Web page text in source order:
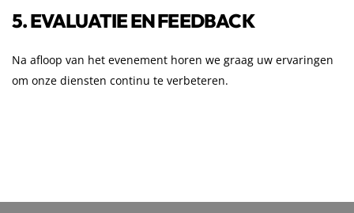
5. EVALUATIE EN FEEDBACK
Na afloop van het evenement horen we graag uw ervaringen
om onze diensten continu te verbeteren.